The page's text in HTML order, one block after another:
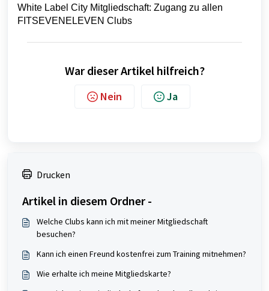
White Label City Mitgliedschaft: Zugang zu allen
FITSEVENELEVEN Clubs
War dieser Artikel hilfreich?
Nein Ja
Drucken
Artikel in diesem Ordner -
Welche Clubs kann ich mit meiner Mitgliedschaft
besuchen?
Kann ich einen Freund kostenfrei zum Training mitnehmen?
Wie erhalte ich meine Mitgliedskarte?